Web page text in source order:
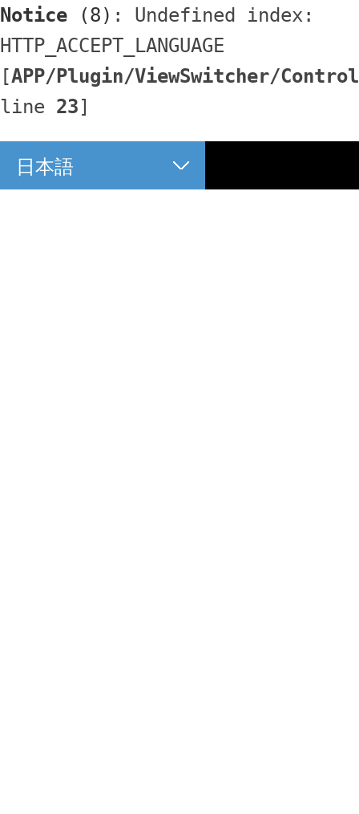
Notice (8) : Undefined index:
HTTP_ACCEPT_LANGUAGE
[APP/Plugin/ViewSwitcher/
line 23]
日本語